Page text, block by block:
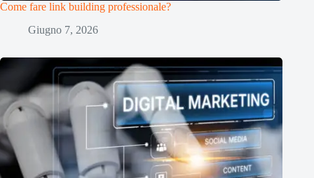
Come fare link building professionale?
Giugno 7, 2026